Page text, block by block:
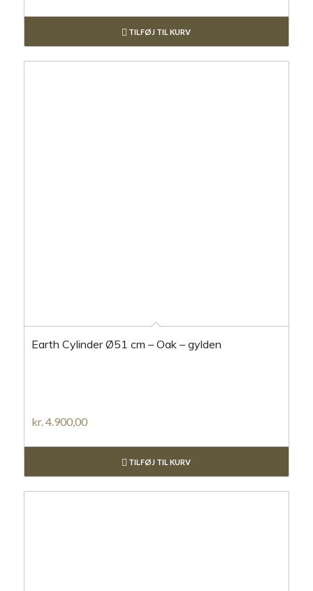
TILFØJ TIL KURV
Earth Cylinder Ø51 cm – Oak – gylden
kr.4.900,00
TILFØJ TIL KURV